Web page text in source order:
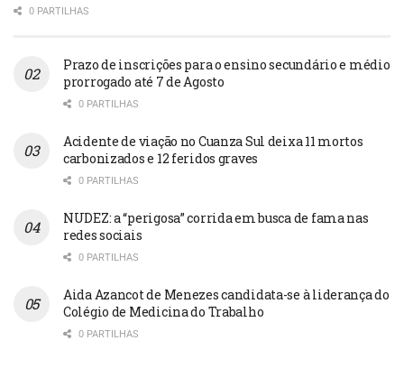
0 PARTILHAS
Prazo de inscrições para o ensino secundário e médio
prorrogado até 7 de Agosto
0 PARTILHAS
Acidente de viação no Cuanza Sul deixa 11 mortos
carbonizados e 12 feridos graves
0 PARTILHAS
NUDEZ: a “perigosa” corrida em busca de fama nas
redes sociais
0 PARTILHAS
Aida Azancot de Menezes candidata-se à liderança do
Colégio de Medicina do Trabalho
0 PARTILHAS